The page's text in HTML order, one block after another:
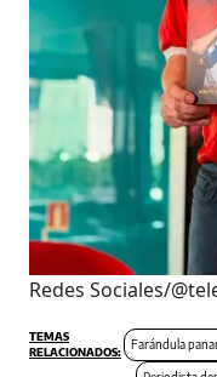
Redes Sociales/
Farándula